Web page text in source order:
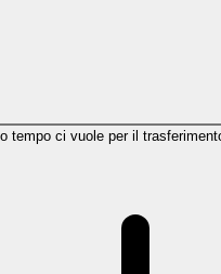
tempo ci vuole per il